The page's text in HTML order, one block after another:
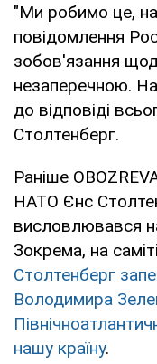
"Ми робимо це,
повідомлення
зобов'язання
незаперечною.
до відповіді
Столтенберг.
Раніше
НАТО Єнс
висловлювався
Зокрема, на
Столтенберг
Володимира
нашу країну.